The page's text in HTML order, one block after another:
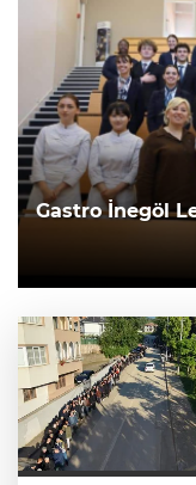
Gastro İnegöl